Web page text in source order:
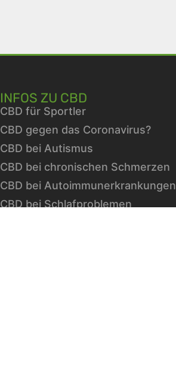
INFOS ZU CBD
CBD für Sportler
CBD gegen das Coronavirus?
CBD bei Autismus
CBD bei chronischen Schmerzen
CBD bei Autoimmunerkrankungen
CBD bei Schlafproblemen